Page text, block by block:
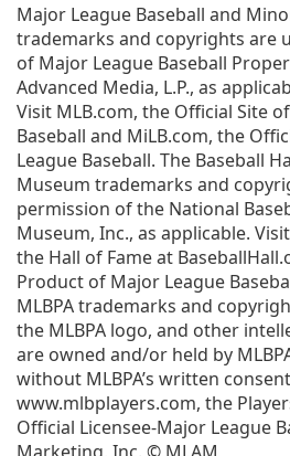
Major League Baseball and
trademarks and copyrights are
of Major League Baseball
Advanced Media, L.P., as
Visit MLB.com, the Official Site
Baseball and MiLB.com, the
League Baseball. The Baseball
Museum trademarks and
permission of the National
Museum, Inc., as applicable.
the Hall of Fame at
Product of Major League
MLBPA trademarks and
the MLBPA logo, and other
are owned and/or held by
without MLBPA’s written
www.mlbplayers.com, the
Official Licensee-Major League